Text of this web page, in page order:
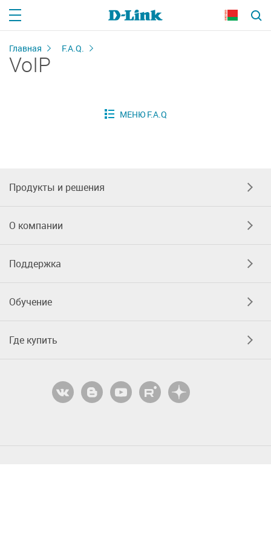
Главная F.A.Q.
VoIP
Продукты и решения
О компании
Поддержка
Обучение
Где купить